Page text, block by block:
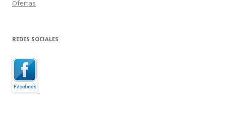
Ofertas
REDES SOCIALES